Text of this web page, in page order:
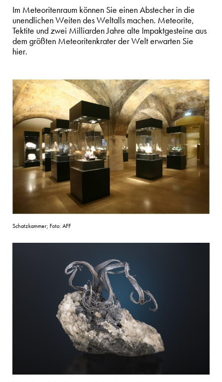
Im Meteoritenraum können Sie einen Abstecher in die
unendlichen Weiten des Weltalls machen. Meteorite,
Tektite und zwei Milliarden Jahre alte Impaktgesteine aus
dem größten Meteoritenkrater der Welt erwarten Sie
hier.
Schatzkammer; Foto: AFF